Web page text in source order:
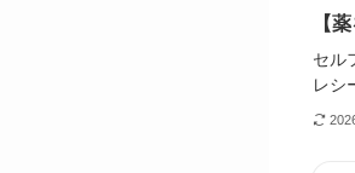
【
セル
レシ